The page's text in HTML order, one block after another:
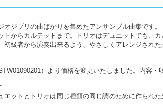
オジブリの曲ばかりを集めたアンサンブル曲集です。
トからカルテットまで。トリオはデュエットでも、
初級者から演奏出来るよう、やさしくアレンジされ
）より価格を変更いたしました。内容・
エットとトリオは同じ種類の同じ調のために作られた